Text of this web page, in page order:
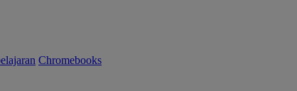
Chromebooks